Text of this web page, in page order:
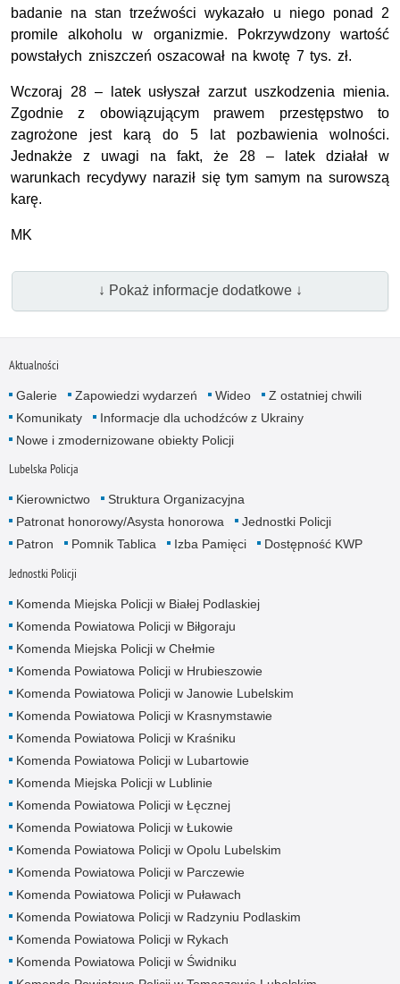
badanie na stan trzeźwości wykazało u niego ponad 2
promile alkoholu w organizmie. Pokrzywdzony wartość
powstałych zniszczeń oszacował na kwotę 7 tys. zł.
Wczoraj 28 – latek usłyszał zarzut uszkodzenia mienia.
Zgodnie z obowiązującym prawem przestępstwo to
zagrożone jest karą do 5 lat pozbawienia wolności.
Jednakże z uwagi na fakt, że 28 – latek działał w
warunkach recydywy naraził się tym samym na surowszą
karę.
MK
↓ Pokaż informacje dodatkowe ↓
Aktualności
Galerie Zapowiedzi wydarzeń Wideo
Z ostatniej chwili
Komunikaty
Informacje dla uchodźców z Ukrainy
Nowe i zmodernizowane obiekty Policji
Lubelska Policja
Kierownictwo
Struktura Organizacyjna
Patronat honorowy/Asysta honorowa
Jednostki Policji
Patron
Pomnik Tablica Izba Pamięci Dostępność KWP
Jednostki Policji
Komenda Miejska Policji w Białej Podlaskiej
Komenda Powiatowa Policji w Biłgoraju
Komenda Miejska Policji w Chełmie
Komenda Powiatowa Policji w Hrubieszowie
Komenda Powiatowa Policji w Janowie Lubelskim
Komenda Powiatowa Policji w Krasnymstawie
Komenda Powiatowa Policji w Kraśniku
Komenda Powiatowa Policji w Lubartowie
Komenda Miejska Policji w Lublinie
Komenda Powiatowa Policji w Łęcznej
Komenda Powiatowa Policji w Łukowie
Komenda Powiatowa Policji w Opolu Lubelskim
Komenda Powiatowa Policji w Parczewie
Komenda Powiatowa Policji w Puławach
Komenda Powiatowa Policji w Radzyniu Podlaskim
Komenda Powiatowa Policji w Rykach
Komenda Powiatowa Policji w Świdniku